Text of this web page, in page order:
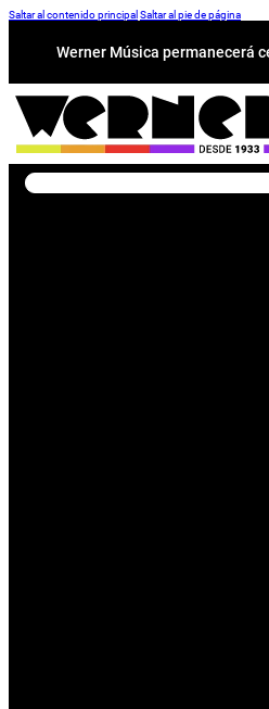
Saltar al contenido principal Saltar al pie de página
Werner Música permanecerá
Buscar